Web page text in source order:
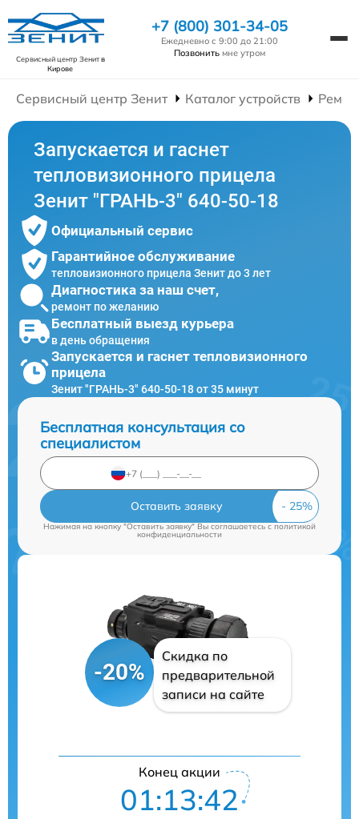
Сервисный центр Зенитв
Кирове
+7 (800) 301-34-05
Ежедневно с 9:00 до 21:00
Позвонить мне утром
Сервисный центр Зенит Каталог устройств
Запускается и гаснет
тепловизионного прицела
Зенит "ГРАНЬ-3" 640-50-18
Официальный сервис
Гарантийное обслуживание
тепловизионного прицела Зенит до 3 лет
Диагностика за наш счет,
ремонт по желанию
Бесплатный выезд курьера
в день обращения
Запускается и гаснет тепловизионного
прицела
Зенит "ГРАНЬ-3" 640-50-18 от 35 минут
Бесплатная консультация со
специалистом
Оставить заявку
Нажимая на кнопку "Оставить заявку" Вы соглашаетесь cполитикой
конфиденциальности
-20%
Скидка по
предварительной
записи на сайте
Конец акции
01:13:41